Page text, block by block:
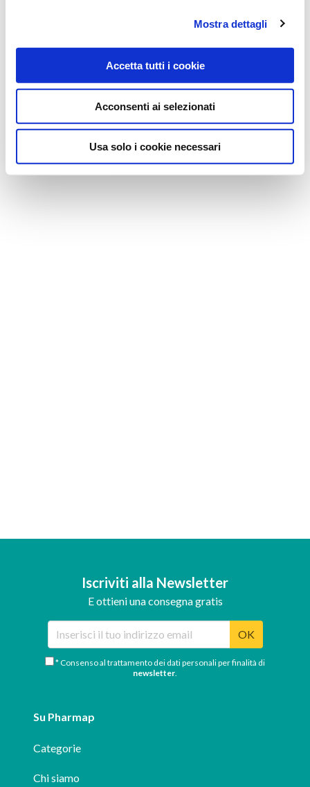
Mostra dettagli
Accetta tutti i cookie
Acconsenti ai selezionati
Usa solo i cookie necessari
Iscriviti alla Newsletter
E ottieni una consegna gratis
OK
* Consenso al trattamento dei dati personali per finalità di
newsletter
Su Pharmap
Categorie
Chi siamo